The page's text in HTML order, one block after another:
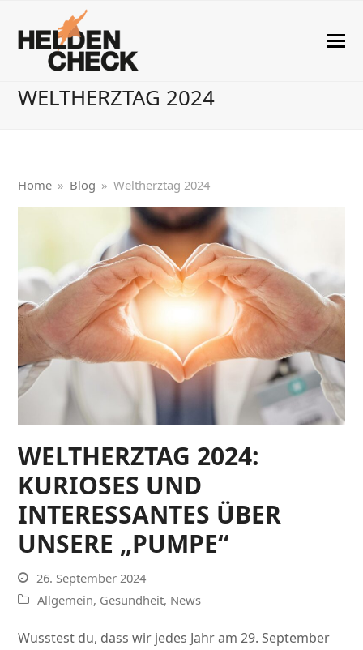
WELTHERZTAG 2024
Home » Blog » Weltherztag 2024
WELTHERZTAG 2024:
KURIOSES UND
INTERESSANTES ÜBER
UNSERE „PUMPE“
26. September 2024
Allgemein, Gesundheit, News
Wusstest du, dass wir jedes Jahr am 29. September